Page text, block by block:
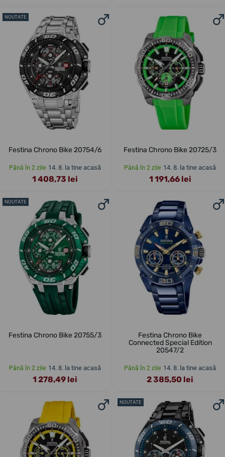
NOUTATE
Festina Chrono Bike 20754/6
Până în 2 zile 14. 8. la tine acasă
1 408,73 lei
Festina Chrono Bike 20725/3
Până în 2 zile 14. 8. la tine acasă
1 191,66 lei
NOUTATE
Festina Chrono Bike 20755/3
Până în 2 zile 14. 8. la tine acasă
1 278,49 lei
Festina Chrono Bike
Connected Special Edition
20547/2
Până în 2 zile 14. 8. la tine acasă
2 385,50 lei
NOUTATE